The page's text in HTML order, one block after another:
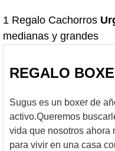
1 Regalo Cachorros
medianas y grandes
REGALO
Sugus es un boxer de
activo.Queremos
vida que nosotros ahora
para vivir en una casa